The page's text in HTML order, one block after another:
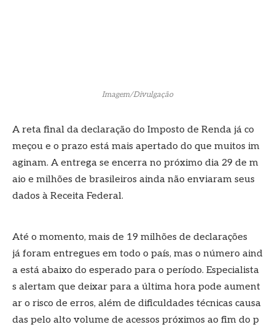
Imagem/Divulgação
A reta final da declaração do Imposto de Renda já co
meçou e o prazo está mais apertado do que muitos im
aginam. A entrega se encerra no próximo dia 29 de m
aio e milhões de brasileiros ainda não enviaram seus
dados à Receita Federal.
Até o momento, mais de 19 milhões de declarações
já foram entregues em todo o país, mas o número aind
a está abaixo do esperado para o período. Especialista
s alertam que deixar para a última hora pode aument
ar o risco de erros, além de dificuldades técnicas causa
das pelo alto volume de acessos próximos ao fim do p